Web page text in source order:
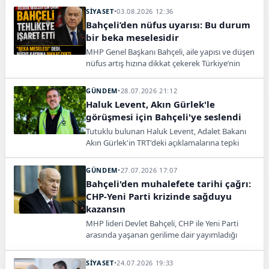
hakkındaki tarihi çağrısını tekrarladı.
SİYASET•03.08.2026 12:36
Bahçeli’den nüfus uyarısı: Bu durum
bir beka meselesidir
MHP Genel Başkanı Bahçeli, aile yapısı ve düşen
nüfus artış hızına dikkat çekerek Türkiye’nin
GÜNDEM•28.07.2026 21:12
Haluk Levent, Akın Gürlek'le
görüşmesi için Bahçeli'ye seslendi
Tutuklu bulunan Haluk Levent, Adalet Bakanı
Akın Gürlek'in TRT'deki açıklamalarına tepki
girmesini istedi.
GÜNDEM•27.07.2026 17:07
Bahçeli'den muhalefete tarihi çağrı:
CHP-Yeni Parti krizinde sağduyu
kazansın
MHP lideri Devlet Bahçeli, CHP ile Yeni Parti
arasında yaşanan gerilime dair yayımladığı
"Parti içi ihtilaflar toplumsal gerilime
SİYASET•24.07.2026 19:33